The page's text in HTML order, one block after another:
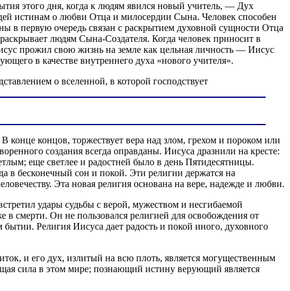
этого дня, когда к людям явился новый учитель, — Дух
истинам о любви Отца и милосердии Сына. Человек способен
в первую очередь связан с раскрытием духовной сущности Отца
людям Сына-Создателя. Когда человек приносит в
прожил свою жизнь на земле как цельная личность — Иисус
в качестве внутреннего духа «нового учителя».
о вселенной, в которой господствует
конце концов, торжествует вера над злом, грехом и пороком или
создания всегда оправданы. Иисуса дразнили на кресте:
еще светлее и радостней было в день Пятидесятницы.
в бесконечный сон и покой. Эти религии держатся на
Эта новая религия основана на вере, надежде и любви.
удары судьбы с верой, мужеством и несгибаемой
смерти. Он не пользовался религией для освобождения от
Религия Иисуса дает радость и покой иного, духовного
и его дух, излитый на всю плоть, является могущественным
сила в этом мире; познающий истину верующий является